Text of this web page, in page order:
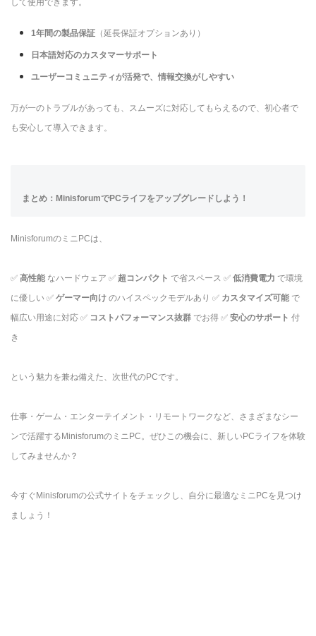
1年間の製品保証 （延長保証オプションあり）
日本語対応のカスタマーサポート
ユーザーコミュニティが活発で、情報交換がしやすい
万が一のトラブルがあっても、スムーズに対応してもらえるので、初心者で
も安心して導入できます。
まとめ：MinisforumでPCライフをアップグレードしよう！
MinisforumのミニPCは、
✅ 高性能 なハードウェア ✅ 超コンパクト で省スペース ✅ 低消費電力 で環境
に優しい ✅ ゲーマー向け のハイスペックモデルあり ✅ カスタマイズ可能 で
幅広い用途に対応 ✅ コストパフォーマンス抜群 でお得 ✅ 安心のサポート 付
き
という魅力を兼ね備えた、次世代のPCです。
仕事・ゲーム・エンターテイメント・リモートワークなど、さまざまなシー
ンで活躍するMinisforumのミニPC。ぜひこの機会に、新しいPCライフを体験
してみませんか？
今すぐMinisforumの公式サイトをチェックし、自分に最適なミニPCを見つけ
ましょう！